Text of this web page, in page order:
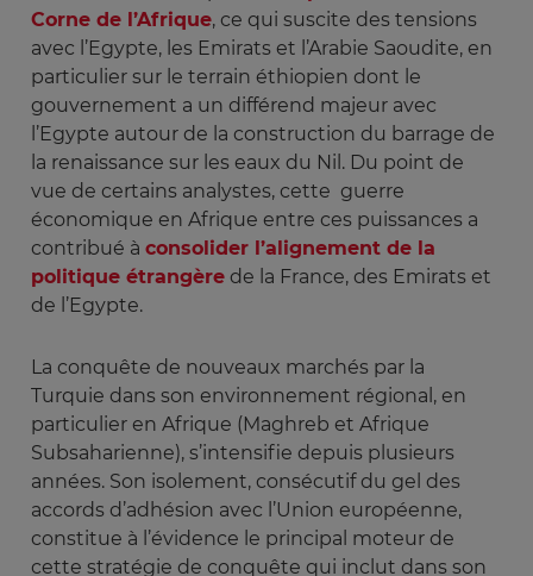
Corne de l’Afrique, ce qui suscite des tensions
avec l’Egypte, les Emirats et l’Arabie Saoudite, en
particulier sur le terrain éthiopien dont le
gouvernement a un différend majeur avec
l’Egypte autour de la construction du barrage de
la renaissance sur les eaux du Nil. Du point de
vue de certains analystes, cette guerre
économique en Afrique entre ces puissances a
contribué à consolider l’alignement de la
politique étrangère de la France, des Emirats et
de l’Egypte.
La conquête de nouveaux marchés par la
Turquie dans son environnement régional, en
particulier en Afrique (Maghreb et Afrique
Subsaharienne), s’intensifie depuis plusieurs
années. Son isolement, consécutif du gel des
accords d’adhésion avec l’Union européenne,
constitue à l’évidence le principal moteur de
cette stratégie de conquête qui inclut dans son